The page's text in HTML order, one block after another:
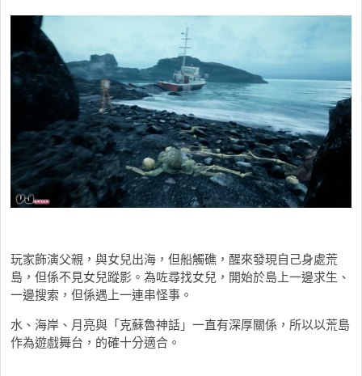
玩家飾演父親，與女兒出海，但船觸礁，醒來發現自己身處荒
島，但係不見女兒蹤影。為咗尋找女兒，開始於島上一邊求生、
一邊搜索，但係遇上一連串怪事。
水、海岸、月亮與「克蘇魯神話」一直有深厚關係，所以以荒島
作為遊戲舞台，的確十分適合。